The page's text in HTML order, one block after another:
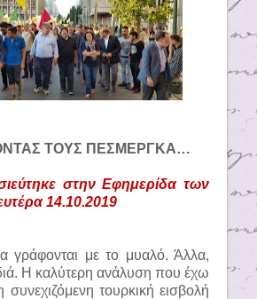
ΤΟΥΣ ΠΕΣΜΕΡΓΚΑ…
στην Εφημερίδα των
14.10.2019
γράφονται με το μυαλό. Άλλα,
Η καλύτερη ανάλυση που έχω
συνεχιζόμενη τουρκική εισβολή